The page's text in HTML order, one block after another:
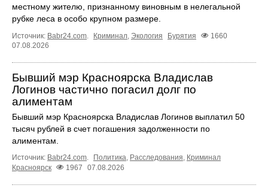
местному жителю, признанному виновным в нелегальной
рубке леса в особо крупном размере.
Источник: Babr24.com Криминал Экология Бурятия
1660
07.08.2026
Бывший мэр Красноярска Владислав
Логинов частично погасил долг по
алиментам
Бывший мэр Красноярска Владислав Логинов выплатил 50
тысяч рублей в счет погашения задолженности по
алиментам.
Источник: Babr24.com Политика Расследования Криминал
Красноярск
1967 07.08.2026